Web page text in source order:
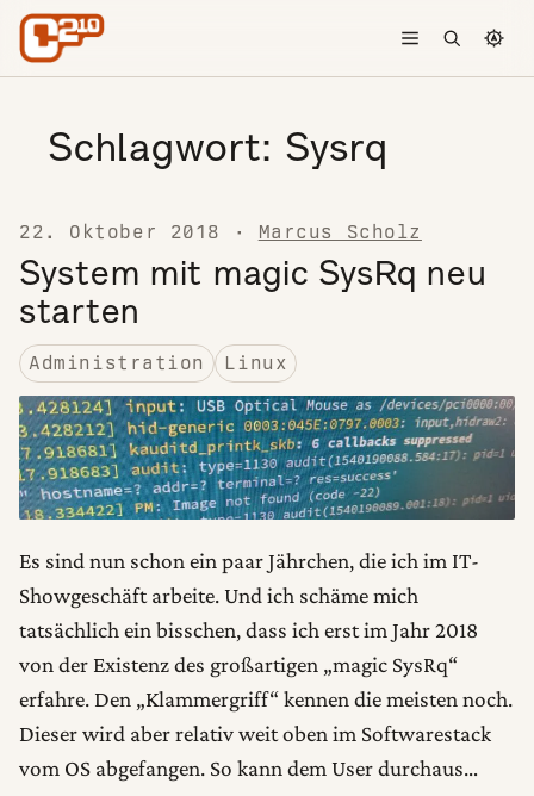
Skip to content
Toggle menu
Open
Schlagwort: Sysrq
22. Oktober 2018 · Marcus Scholz
System mit magic SysRq neu
starten
Administration Linux
Es sind nun schon ein paar Jährchen, die ich im IT-
Showgeschäft arbeite. Und ich schäme mich
tatsächlich ein bisschen, dass ich erst im Jahr 2018
von der Existenz des großartigen „magic SysRq“
erfahre. Den „Klammergriff“ kennen die meisten noch.
Dieser wird aber relativ weit oben im Softwarestack
vom OS abgefangen. So kann dem User durchaus…